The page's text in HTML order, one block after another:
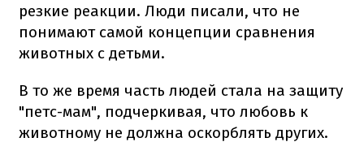
резкие реакции. Люди писали, что не
понимают самой концепции сравнения
животных с детьми.
В то же время часть людей стала на защиту
"петс-мам", подчеркивая, что любовь к
животному не должна оскорблять других.